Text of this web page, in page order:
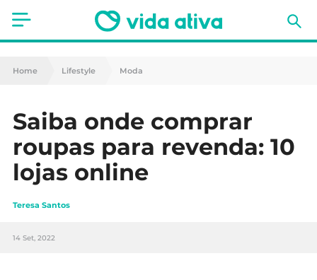
Saúde
Nutrição
Receitas
Fitness
Mães e Bebés
Home Lifestyle Moda
Saiba onde comprar
roupas para revenda: 10
lojas online
Teresa Santos
14 Set, 2022